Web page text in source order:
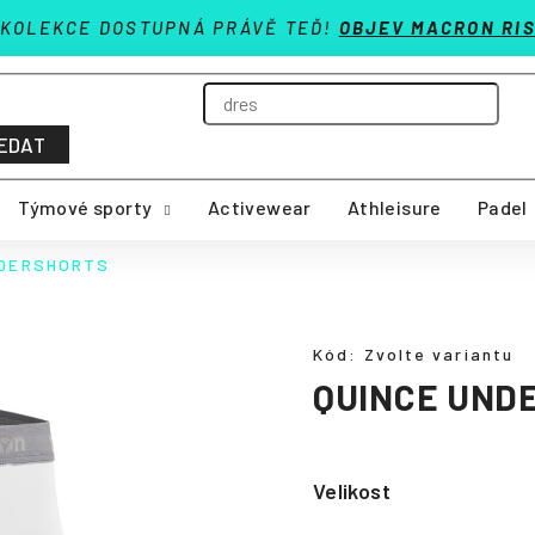
DOSTUPNÁ PRÁVĚ TEĎ! OBJEV MACRON
Týmové sporty Activewear Athleisure Padel
QUINCE
Velikost
Kód: Zvolte variantu